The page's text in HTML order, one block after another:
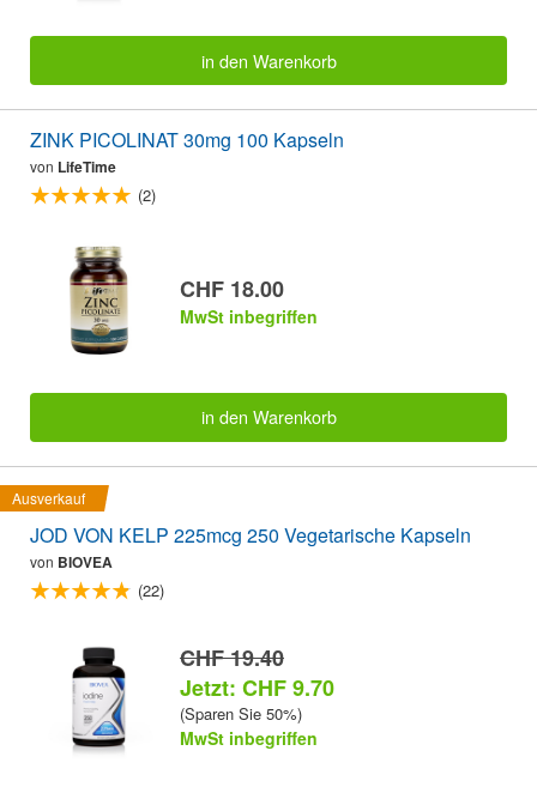
in den Warenkorb
ZINK PICOLINAT 30mg 100 Kapseln
von LifeTime
(2)
CHF 18.00
MwSt inbegriffen
in den Warenkorb
Ausverkauf
JOD VON KELP 225mcg 250 Vegetarische Kapseln
von BIOVEA
(22)
CHF 19.40
Jetzt: CHF 9.70
(Sparen Sie 50%)
MwSt inbegriffen